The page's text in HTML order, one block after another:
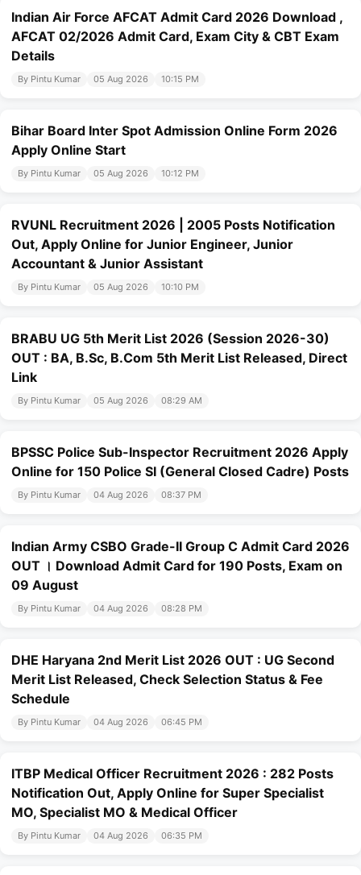
Indian Air Force AFCAT Admit Card 2026 Download ,
AFCAT 02/2026 Admit Card, Exam City & CBT Exam
Details
By Pintu Kumar 05 Aug 2026 10:15 PM
Bihar Board Inter Spot Admission Online Form 2026
Apply Online Start
By Pintu Kumar 05 Aug 2026 10:12 PM
RVUNL Recruitment 2026 | 2005 Posts Notification
Out, Apply Online for Junior Engineer, Junior
Accountant & Junior Assistant
By Pintu Kumar 05 Aug 2026 10:10 PM
BRABU UG 5th Merit List 2026 (Session 2026-30)
OUT : BA, B.Sc, B.Com 5th Merit List Released, Direct
Link
By Pintu Kumar 05 Aug 2026 08:29 AM
BPSSC Police Sub-Inspector Recruitment 2026 Apply
Online for 150 Police SI (General Closed Cadre) Posts
By Pintu Kumar 04 Aug 2026 08:37 PM
Indian Army CSBO Grade-II Group C Admit Card 2026
OUT । Download Admit Card for 190 Posts, Exam on
09 August
By Pintu Kumar 04 Aug 2026 08:28 PM
DHE Haryana 2nd Merit List 2026 OUT : UG Second
Merit List Released, Check Selection Status & Fee
Schedule
By Pintu Kumar 04 Aug 2026 06:45 PM
ITBP Medical Officer Recruitment 2026 : 282 Posts
Notification Out, Apply Online for Super Specialist
MO, Specialist MO & Medical Officer
By Pintu Kumar 04 Aug 2026 06:35 PM